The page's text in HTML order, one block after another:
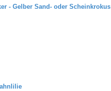
- Gelber Sand- oder Scheinkrokus